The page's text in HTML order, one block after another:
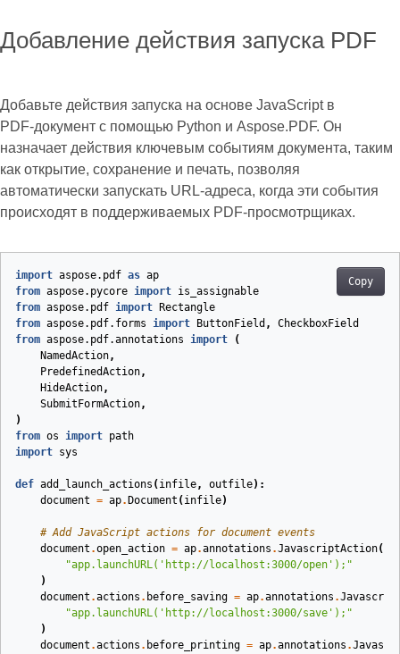
Добавление действия запуска PDF
Добавьте действия запуска на основе JavaScript в
PDF‑документ с помощью Python и Aspose.PDF. Он
назначает действия ключевым событиям документа, таким
как открытие, сохранение и печать, позволяя
автоматически запускать URL‑адреса, когда эти события
происходят в поддерживаемых PDF‑просмотрщиках.
Copy
import aspose.pdf as ap
from aspose.pycore import is_assignable
from aspose.pdf import
Rectangle
from aspose.pdf.forms import ButtonField ,
CheckboxField
from aspose.pdf.annotations import
(
NamedAction,
PredefinedAction,
HideAction,
SubmitFormAction,
)
from os import path
import sys
def add_launch_actions ( infile, outfile):
document = ap. Document ( infile)
# Add JavaScript actions for document events
document .open_action = ap.annotations .JavascriptAction(
"app.launchURL('http://localhost:3000/open');"
)
document .actions . before_saving = ap.annotations .
"app.launchURL('http://localhost:3000/save');"
)
document .actions . before_printing = ap.annotations .